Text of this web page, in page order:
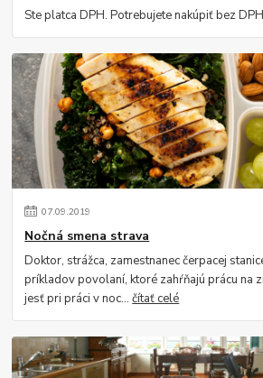
Ste platca DPH. Potrebujete nakúpiť bez
07.09.2019
Nočná smena strava
Doktor, strážca, zamestnanec čerpacej
príkladov povolaní, ktoré zahŕňajú prácu na
jesť pri práci v noc...čítať celé